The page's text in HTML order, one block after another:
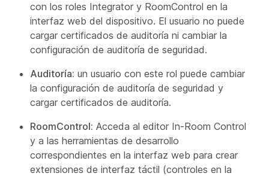
con los roles Integrator y RoomControl en la
interfaz web del dispositivo. El usuario no puede
cargar certificados de auditoría ni cambiar la
configuración de auditoría de seguridad.
Auditoría: un usuario con este rol puede cambiar
la configuración de auditoría de seguridad y
cargar certificados de auditoría.
RoomControl: Acceda al editor In-Room Control
y a las herramientas de desarrollo
correspondientes en la interfaz web para crear
extensiones de interfaz táctil (controles en la